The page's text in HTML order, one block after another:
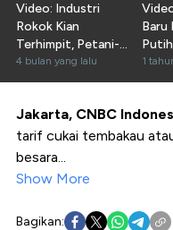
Video: Industri
Rokok Kian
Terhimpit, Petani-
Pekerja Pabrik
'Menjerit'
4 bulan yang lalu
Baru
1
Jakarta, CNBC
tarif cukai tembakau
besara...
Show More
Bagikan: